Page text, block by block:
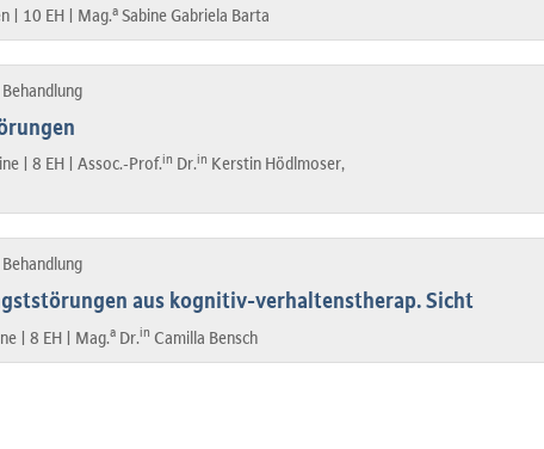
| 10 EH | Mag.a Sabine Gabriela Barta
| 8 EH | Assoc.-Prof.in Dr.in Kerstin Hödlmoser,
aus kognitiv-verhaltenstherap. Sicht
| 8 EH | Mag.a Dr.in Camilla Bensch